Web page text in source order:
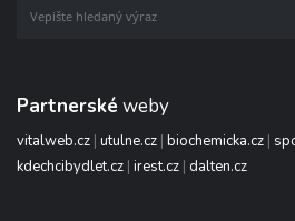
Partnerské weby
vitalweb.cz | utulne.cz | biochemicka.cz |
kdechcibydlet.cz | irest.cz | dalten.cz